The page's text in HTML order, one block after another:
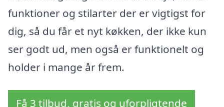
funktioner og stilarter der er vigtigst for
dig, så du får et nyt køkken, der ikke kun
ser godt ud, men også er funktionelt og
holder i mange år frem.
Få 3 tilbud, gratis og uforpligtende